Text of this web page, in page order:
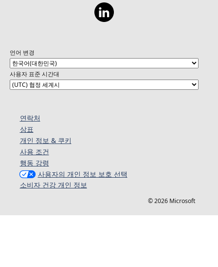
언어 변경
사용자 표준 시간대
연락처
상표
개인 정보 & 쿠키
사용 조건
행동 강령
사용자의 개인 정보 보호 선택
소비자 건강 개인 정보
© 2026 Microsoft